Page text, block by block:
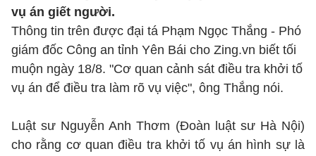
vụ án giết người.
Thông tin trên được đại tá Phạm Ngọc Thắng - Phó
giám đốc Công an tỉnh Yên Bái cho Zing.vn biết tối
muộn ngày 18/8. "Cơ quan cảnh sát điều tra khởi tố
vụ án để điều tra làm rõ vụ việc", ông Thắng nói.
Luật sư Nguyễn Anh Thơm (Đoàn luật sư Hà Nội)
cho rằng cơ quan điều tra khởi tố vụ án hình sự là